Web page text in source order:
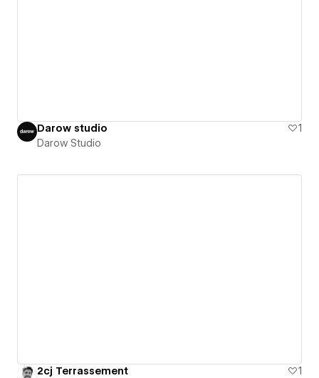
Darow studio
1
Darow Studio
2cj Terrassement
1